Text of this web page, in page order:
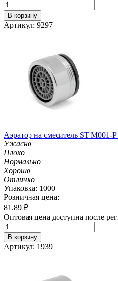
В корзину
Артикул: 9297
Аэратор на смеситель ST М001-
Ужасно
Плохо
Нормально
Хорошо
Отлично
Упаковка: 1000
Розничная цена:
81.89 ₽
Оптовая цена доступна после
В корзину
Артикул: 1939